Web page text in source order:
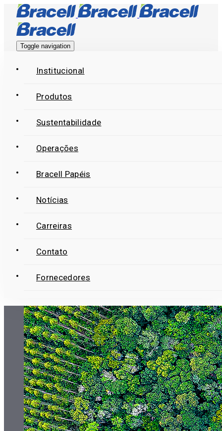
Skip
links
Skip
primary
Skip
Toggle navigation
Institucional
Produtos
Sustentabilidade
Operações
Bracell Papéis
Notícias
Carreiras
Contato
Fornecedores